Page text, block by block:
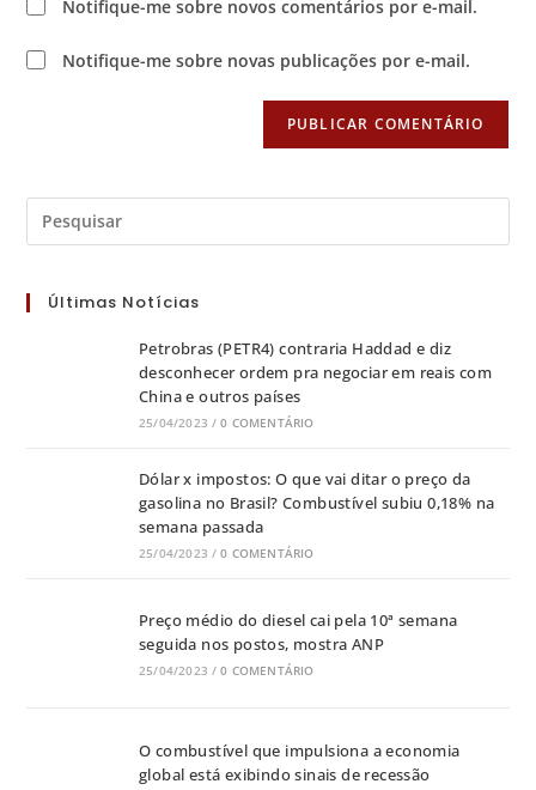
Notifique-me sobre novos comentários por e-mail.
Notifique-me sobre novas publicações por e-mail.
Últimas Notícias
Petrobras (PETR4) contraria Haddad e diz
desconhecer ordem pra negociar em reais com
China e outros países
25/04/2023 / 0 COMENTÁRIO
Dólar x impostos: O que vai ditar o preço da
gasolina no Brasil? Combustível subiu 0,18% na
semana passada
25/04/2023 / 0 COMENTÁRIO
Preço médio do diesel cai pela 10ª semana
seguida nos postos, mostra ANP
25/04/2023 / 0 COMENTÁRIO
O combustível que impulsiona a economia
global está exibindo sinais de recessão